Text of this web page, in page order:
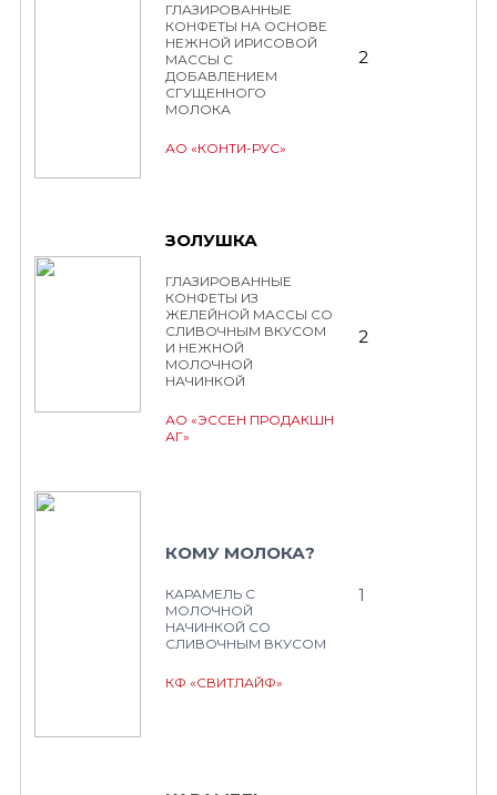
ГЛАЗИРОВАННЫЕ
КОНФЕТЫ НА ОСНОВЕ
НЕЖНОЙ ИРИСОВОЙ
МАССЫ С
ДОБАВЛЕНИЕМ
СГУЩЕННОГО
МОЛОКА
АО «КОНТИ-РУС»
2
ЗОЛУШКА
ГЛАЗИРОВАННЫЕ
КОНФЕТЫ ИЗ
ЖЕЛЕЙНОЙ МАССЫ СО
СЛИВОЧНЫМ ВКУСОМ
И НЕЖНОЙ
МОЛОЧНОЙ
НАЧИНКОЙ
АО «ЭССЕН ПРОДАКШН
АГ»
2
КОМУ МОЛОКА?
КАРАМЕЛЬ С
МОЛОЧНОЙ
НАЧИНКОЙ СО
СЛИВОЧНЫМ ВКУСОМ
КФ «СВИТЛАЙФ»
1